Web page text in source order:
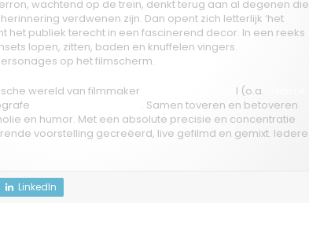
wachtend op de trein, denkt terug aan al degenen die
verdwenen zijn. Dan opent zich letterlijk ‘het
het publiek terecht in een fascinerend decor. In een reeks
lopen, zitten, baden en knuffelen vingers.
op het filmscherm.
wereld van filmmaker
l (o.a.
. Samen toveren en betoveren
en humor. Met een absolute precisie en concentratie
voorstelling gecreëerd, live gefilmd en gemixt. Iedere
LinkedIn